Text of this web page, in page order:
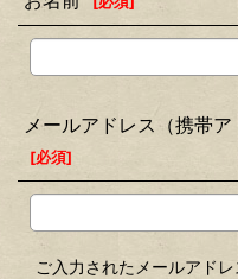
メールアドレス（携帯ア
[必須]
ご入力されたメールアド